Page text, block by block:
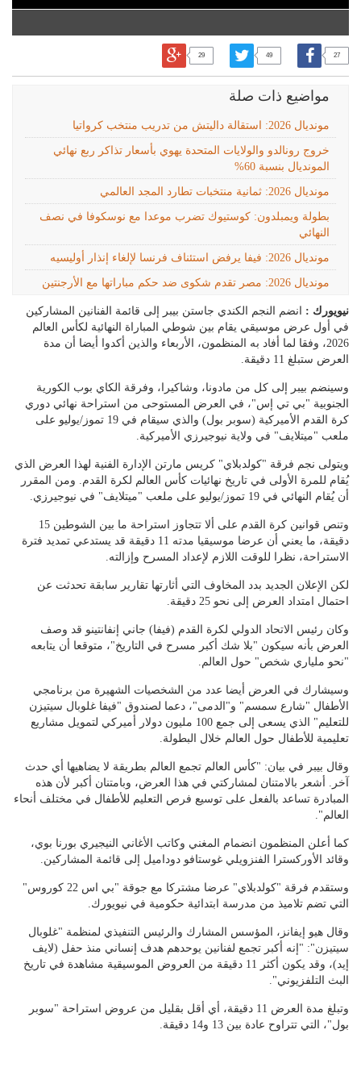
27
49
29
مواضيع ذات صلة
مونديال 2026: استقالة داليتش من تدريب منتخب كرواتيا
خروج رونالدو والولايات المتحدة يهوي بأسعار تذاكر ربع نهائي
المونديال بنسبة 60%
مونديال 2026: ثمانية منتخبات تطارد المجد العالمي
بطولة ويمبلدون: كوستيوك تضرب موعدا مع نوسكوفا في نصف
النهائي
مونديال 2026: فيفا يرفض استئناف فرنسا لإلغاء إنذار أوليسيه
مونديال 2026: مصر تقدم شكوى ضد حكم مباراتها مع الأرجنتين
نيويورك :
انضم النجم الكندي جاستن بيبر إلى قائمة الفنانين المشاركين
في أول عرض موسيقي يقام بين شوطي المباراة النهائية لكأس العالم
2026، وفقا لما أفاد به المنظمون، الأربعاء والذين أكدوا أيضا أن مدة
العرض ستبلغ 11 دقيقة.
وسينضم بيبر إلى كل من مادونا، وشاكيرا، وفرقة الكاي بوب الكورية
الجنوبية "بي تي إس"، في العرض المستوحى من استراحة نهائي دوري
كرة القدم الأميركية (سوبر بول) والذي سيقام في 19 تموز/يوليو على
ملعب "ميتلايف" في ولاية نيوجيرزي الأميركية.
ويتولى نجم فرقة "كولدبلاي" كريس مارتن الإدارة الفنية لهذا العرض الذي
يُقام للمرة الأولى في تاريخ نهائيات كأس العالم لكرة القدم. ومن المقرر
أن يُقام النهائي في 19 تموز/يوليو على ملعب "ميتلايف" في نيوجيرزي.
وتنص قوانين كرة القدم على ألا تتجاوز استراحة ما بين الشوطين 15
دقيقة، ما يعني أن عرضا موسيقيا مدته 11 دقيقة قد يستدعي تمديد فترة
الاستراحة، نظرا للوقت اللازم لإعداد المسرح وإزالته.
لكن الإعلان الجديد بدد المخاوف التي أثارتها تقارير سابقة تحدثت عن
احتمال امتداد العرض إلى نحو 25 دقيقة.
وكان رئيس الاتحاد الدولي لكرة القدم (فيفا) جاني إنفانتينو قد وصف
العرض بأنه سيكون "بلا شك أكبر مسرح في التاريخ"، متوقعا أن يتابعه
"نحو ملياري شخص" حول العالم.
وسيشارك في العرض أيضا عدد من الشخصيات الشهيرة من برنامجي
الأطفال "شارع سمسم" و"الدمى"، دعما لصندوق "فيفا غلوبال سيتيزن
للتعليم" الذي يسعى إلى جمع 100 مليون دولار أميركي لتمويل مشاريع
تعليمية للأطفال حول العالم خلال البطولة.
وقال بيبر في بيان: "كأس العالم تجمع العالم بطريقة لا يضاهيها أي حدث
آخر. أشعر بالامتنان لمشاركتي في هذا العرض، وبامتنان أكبر لأن هذه
المبادرة تساعد بالفعل على توسيع فرص التعليم للأطفال في مختلف أنحاء
العالم".
كما أعلن المنظمون انضمام المغني وكاتب الأغاني النيجيري بورنا بوي،
وقائد الأوركسترا الفنزويلي غوستافو دوداميل إلى قائمة المشاركين.
وستقدم فرقة "كولدبلاي" عرضا مشتركا مع جوقة "بي اس 22 كوروس"
التي تضم تلاميذ من مدرسة ابتدائية حكومية في نيويورك.
وقال هيو إيفانز، المؤسس المشارك والرئيس التنفيذي لمنظمة "غلوبال
سيتيزن": "إنه أكبر تجمع لفنانين يوحدهم هدف إنساني منذ حفل (لايف
إيد)، وقد يكون أكثر 11 دقيقة من العروض الموسيقية مشاهدة في تاريخ
البث التلفزيوني".
وتبلغ مدة العرض 11 دقيقة، أي أقل بقليل من عروض استراحة "سوبر
بول"، التي تتراوح عادة بين 13 و14 دقيقة.